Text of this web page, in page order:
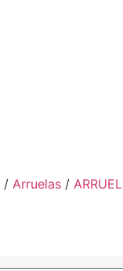
/ Arruelas /